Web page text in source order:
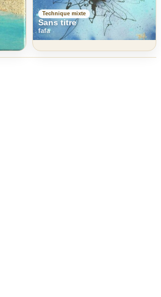
Technique mixte
Sans titre
fafa